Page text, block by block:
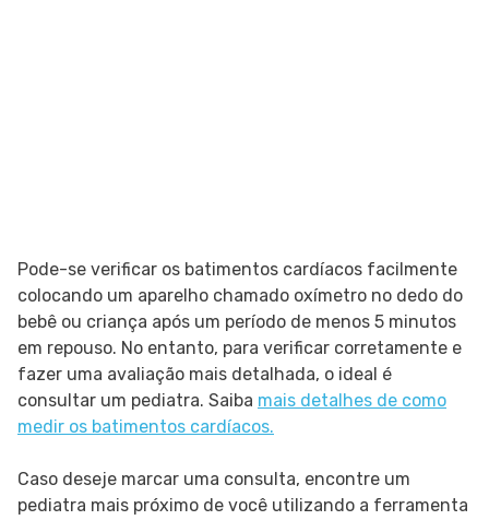
Pode-se verificar os batimentos cardíacos facilmente
colocando um aparelho chamado oxímetro no dedo do
bebê ou criança após um período de menos 5 minutos
em repouso. No entanto, para verificar corretamente e
fazer uma avaliação mais detalhada, o ideal é
consultar um pediatra. Saiba mais detalhes de como
medir os batimentos cardíacos.
Caso deseje marcar uma consulta, encontre um
pediatra mais próximo de você utilizando a ferramenta